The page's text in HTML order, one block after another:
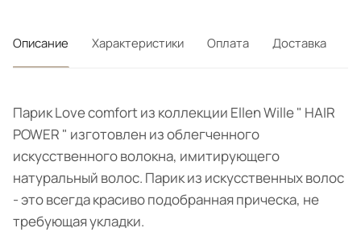
Описание Характеристики Оплата Доставка
Парик Love comfort из коллекции Ellen Wille " HAIR
POWER " изготовлен из облегченного
искусственного волокна, имитирующего
натуральный волос. Парик из искусственных волос
- это всегда красиво подобранная прическа, не
требующая укладки.